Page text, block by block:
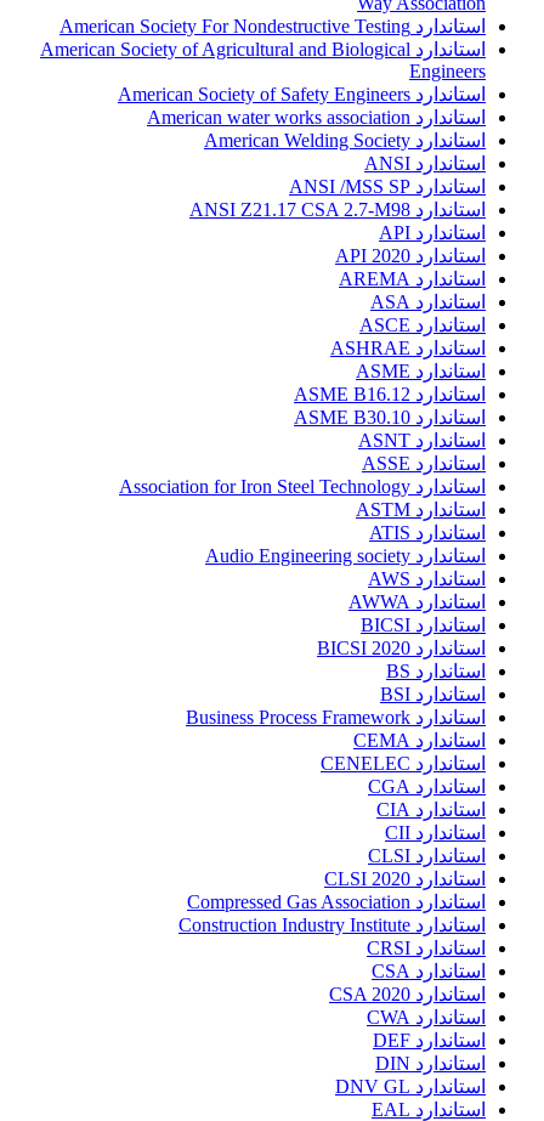
استاندارد American Society For Nondestructive Testing
استاندارد American Society of Agricultural and Biological
Engineers
استاندارد American Society of Safety Engineers
استاندارد American water works association
استاندارد American Welding Society
استاندارد ANSI
استاندارد ANSI /MSS SP
استاندارد ANSI Z21.17 CSA 2.7-M98
استاندارد API
استاندارد API 2020
استاندارد AREMA
استاندارد ASA
استاندارد ASCE
استاندارد ASHRAE
استاندارد ASME
استاندارد ASME B16.12
استاندارد ASME B30.10
استاندارد ASNT
استاندارد ASSE
استاندارد Association for Iron Steel Technology
استاندارد ASTM
استاندارد ATIS
استاندارد Audio Engineering society
استاندارد AWS
استاندارد AWWA
استاندارد BICSI
استاندارد BICSI 2020
استاندارد BS
استاندارد BSI
استاندارد Business Process Framework
استاندارد CEMA
استاندارد CENELEC
استاندارد CGA
استاندارد CIA
استاندارد CII
استاندارد CLSI
استاندارد CLSI 2020
استاندارد Compressed Gas Association
استاندارد Construction Industry Institute
استاندارد CRSI
استاندارد CSA
استاندارد CSA 2020
استاندارد CWA
استاندارد DEF
استاندارد DIN
استاندارد DNV GL
استاندارد EAL